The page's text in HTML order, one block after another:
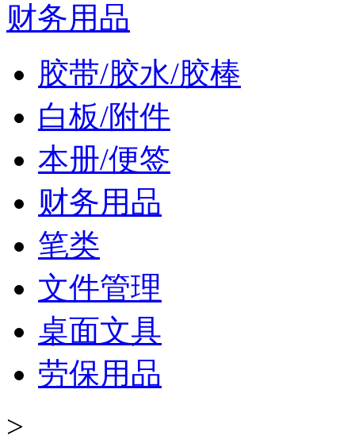
财务用品
胶带/胶水/胶棒
白板/附件
本册/便签
财务用品
笔类
文件管理
桌面文具
劳保用品
>